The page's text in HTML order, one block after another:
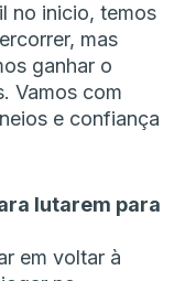
no inicio, temos
mas
ganhar o
Vamos com
e confiança
lutarem para
em voltar à